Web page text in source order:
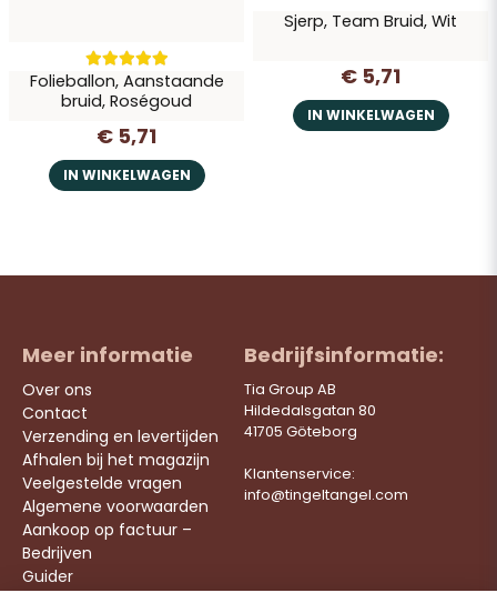
Folieballon, Aanstaande
bruid, Roségoud
€ 5,71
IN WINKELWAGEN
Sjerp, Team Bruid, Wit
€ 5,71
IN WINKELWAGEN
Meer informatie
Over ons
Contact
Verzending en levertijden
Afhalen bij het magazijn
Veelgestelde vragen
Algemene voorwaarden
Aankoop op factuur –
Bedrijven
Guider
Bedrijfsinformatie:
Tia Group AB
Hildedalsgatan 80
41705 Göteborg
Klantenservice:
info@tingeltangel.com